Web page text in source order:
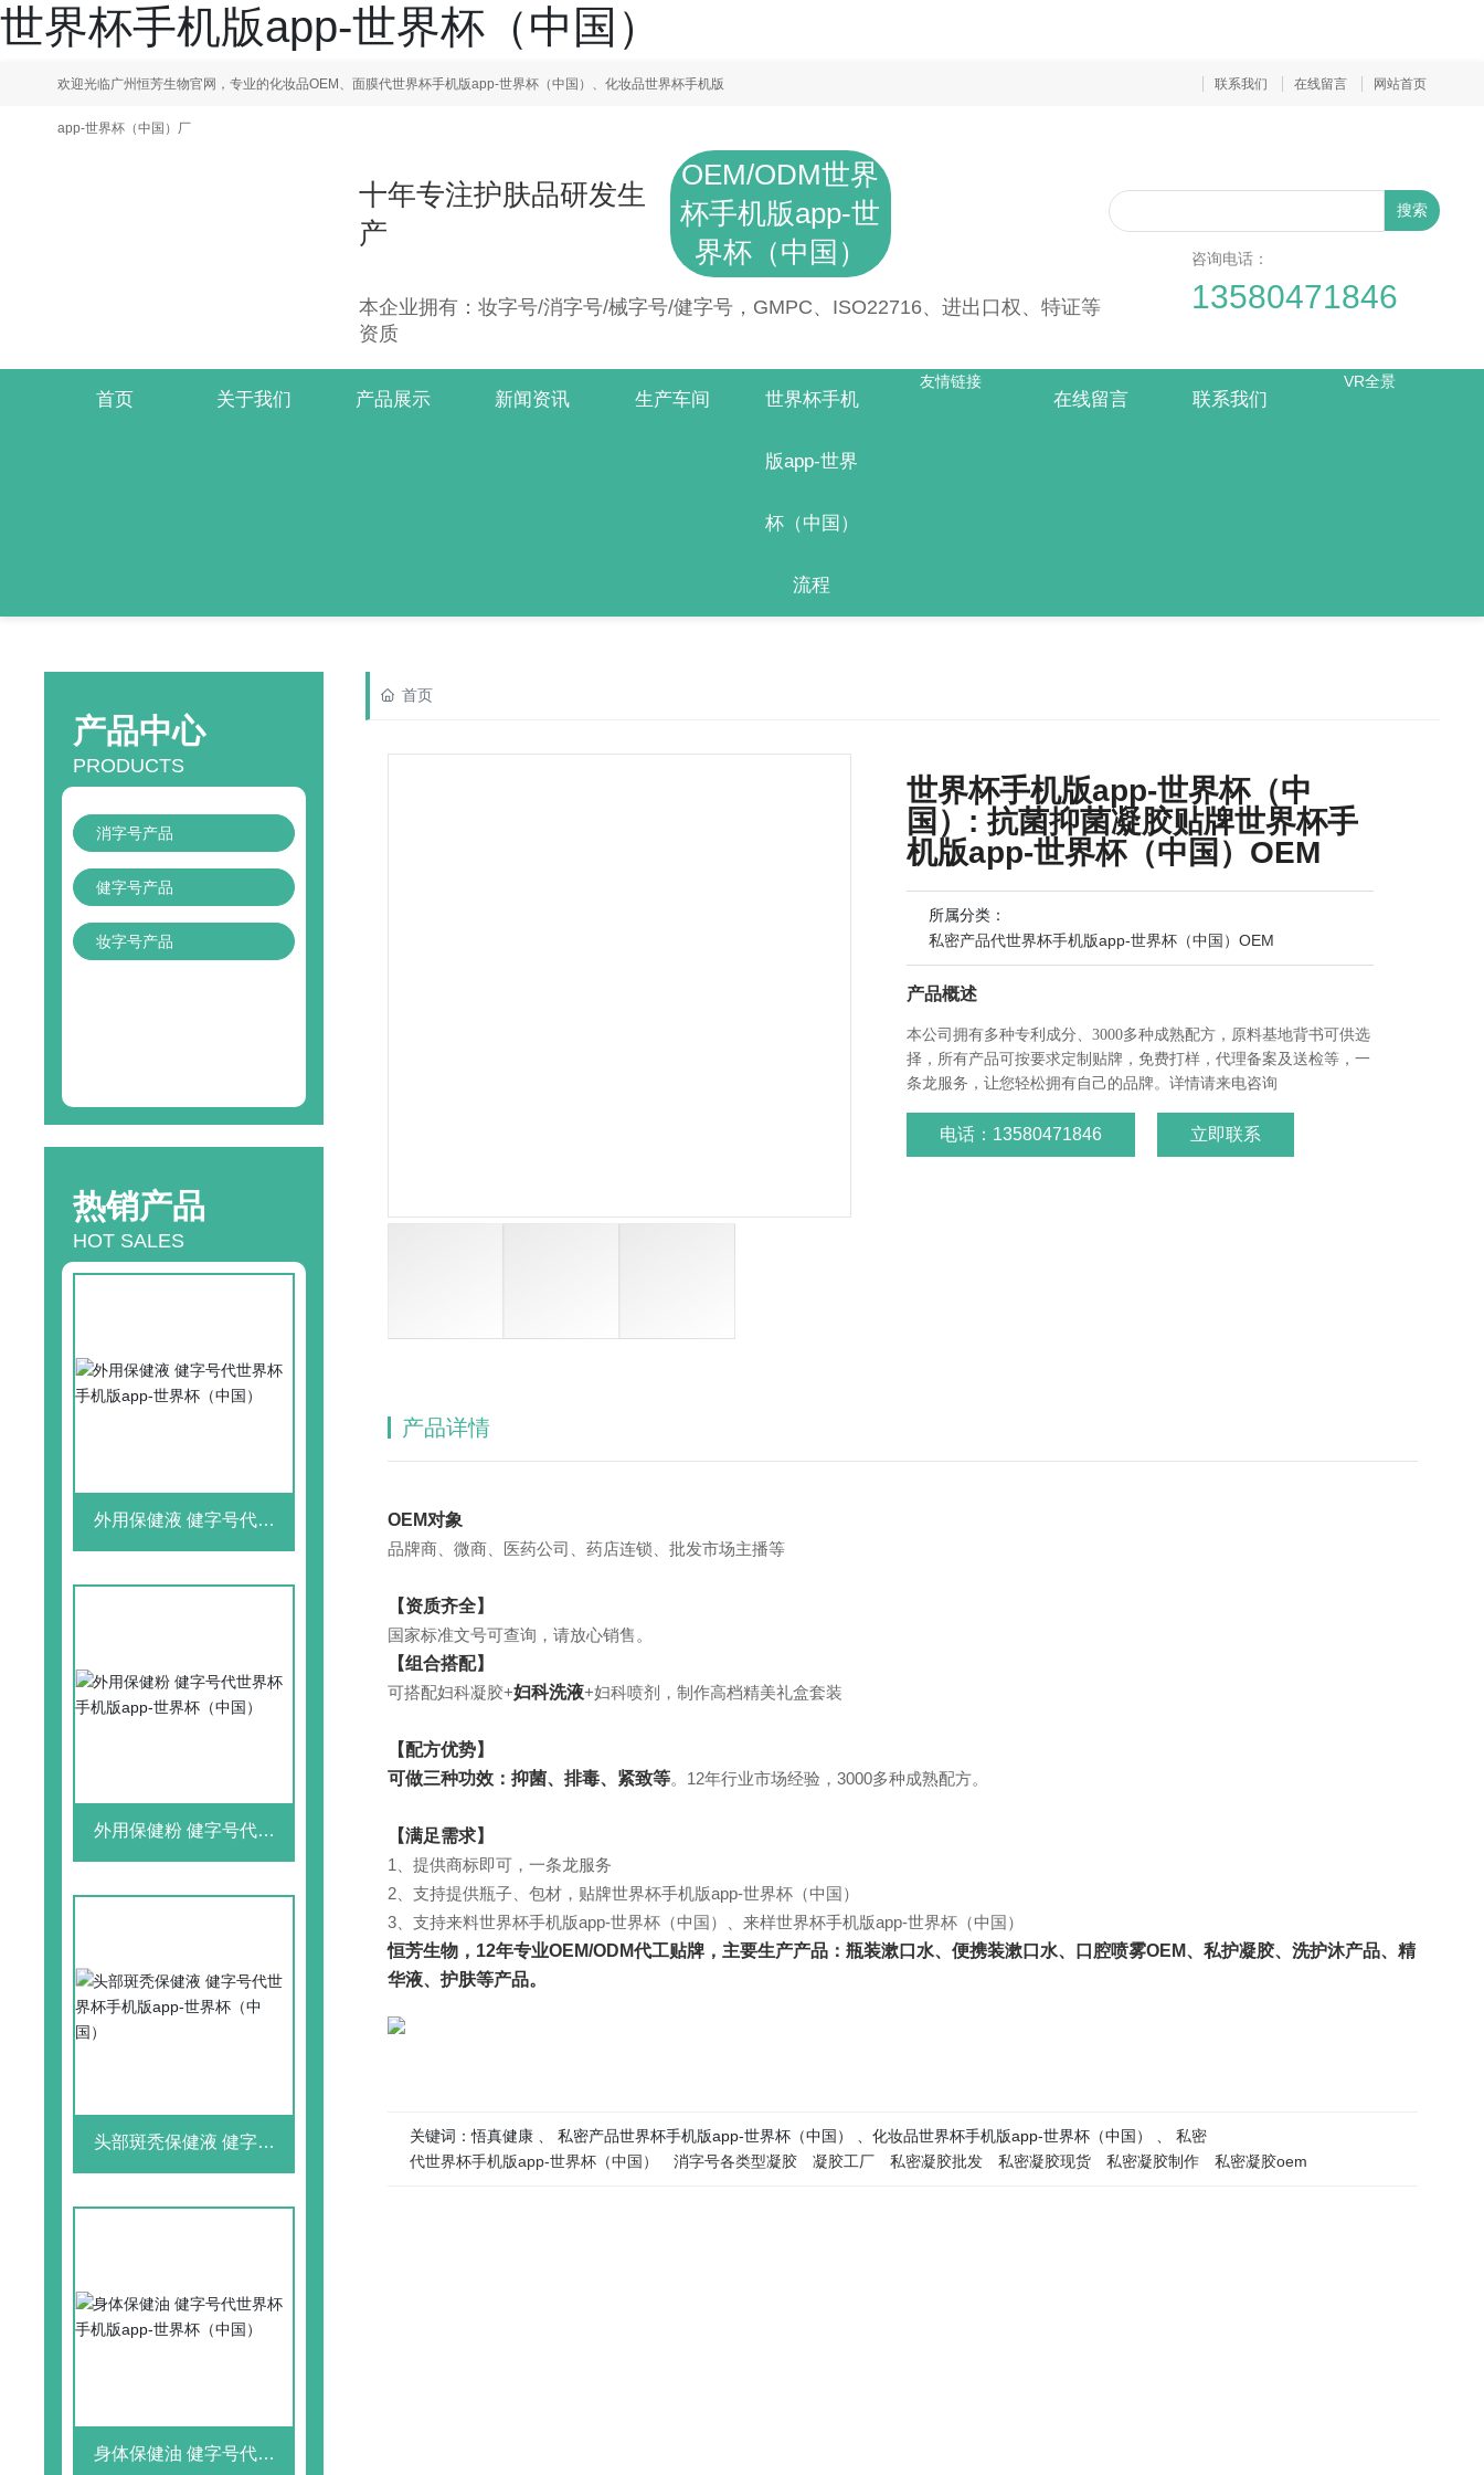
世界杯手机版app-世界杯（中国）
欢迎光临广州恒芳生物官网，专业的化妆品OEM、面膜代世界杯手机版app-世界杯（中国）、化妆品世界杯手机版
app-世界杯（中国）厂
联系我们 在线留言 网站首页
十年专注护肤品研发生
产
OEM/ODM世界
杯手机版app-世
界杯（中国）
本企业拥有：妆字号/消字号/械字号/健字号，GMPC、ISO22716、进出口权、特证等
资质
搜索
咨询电话：
13580471846
首页 关于我们 产品展示 新闻资讯 生产车间 世界杯手机
版app-世界
杯（中国）
流程
友情链接
在线留言 联系我们
VR全景
产品中心
PRODUCTS
消字号产品
健字号产品
妆字号产品
热销产品
HOT SALES
外用保健液 健字号代世
外用保健粉 健字号代世
头部斑秃保健液 健字号
身体保健油 健字号代世
首页
世界杯手机版app-世界杯（中
国）: 抗菌抑菌凝胶贴牌世界杯手
机版app-世界杯（中国）OEM
所属分类：
私密产品代世界杯手机版app-世界杯（中国）OEM
产品概述
本公司拥有多种专利成分、3000多种成熟配方，原料基地背书可供选
择，所有产品可按要求定制贴牌，免费打样，代理备案及送检等，一
条龙服务，让您轻松拥有自己的品牌。详情请来电咨询
电话：13580471846 立即联系
产品详情
OEM对象
品牌商、微商、医药公司、药店连锁、批发市场主播等
【资质齐全】
国家标准文号可查询，请放心销售。
【组合搭配】
可搭配妇科凝胶+妇科洗液+妇科喷剂，制作高档精美礼盒套装
【配方优势】
可做三种功效：抑菌、排毒、紧致等。12年行业市场经验，3000多种成熟配方。
【满足需求】
1、提供商标即可，一条龙服务
2、支持提供瓶子、包材，贴牌世界杯手机版app-世界杯（中国）
3、支持来料世界杯手机版app-世界杯（中国）、来样世界杯手机版app-世界杯（中国）
恒芳生物，12年专业OEM/ODM代工贴牌，主要生产产品：瓶装漱口水、便携装漱口水、口腔喷雾OEM、私护凝胶、洗护沐产品、精
华液、护肤等产品。
关键词：悟真健康 、 私密产品世界杯手机版app-世界杯（中国） 、化妆品世界杯手机版app-世界杯（中国） 、 私密
代世界杯手机版app-世界杯（中国）
消字号各类型凝胶 凝胶工厂 私密凝胶批发 私密凝胶现货 私密凝胶制作 私密凝胶oem